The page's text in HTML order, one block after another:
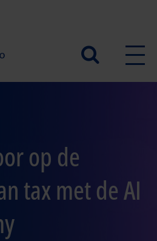
op de
tax met de AI